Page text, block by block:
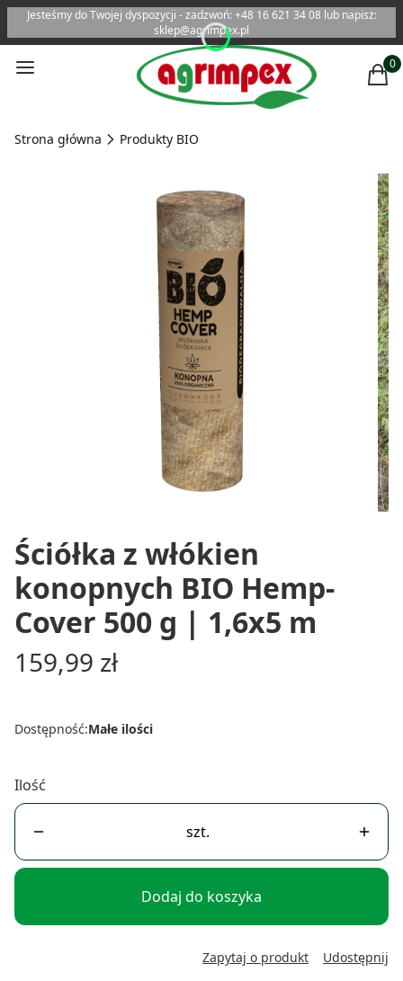
Jesteśmy do Twojej dyspozycji - zadzwoń: +48 16 621 34 08 lub napisz:
sklep@agrimpex.pl
Menu
Strona główna Produkty BIO
Ściółka z włókien
konopnych BIO Hemp-
Cover 500 g | 1,6x5 m
Cena
159,99 zł
Dostępność:Małe ilości
Ilość
szt.
Dodaj do koszyka
Zapytaj o produkt Udostępnij